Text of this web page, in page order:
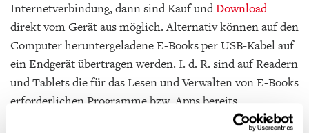
Internetverbindung, dann sind Kauf undDownload
direkt vom Gerät aus möglich. Alternativ können auf den
Computer heruntergeladene E-Books per USB-Kabel auf
ein Endgerät übertragen werden. I. d. R. sind auf Readern
und Tablets die für das Lesen und Verwalten von E-Books
erforderlichen Programme bzw. Apps bereits
vorinstalliert. Eine große Auswahl an kostenlosen